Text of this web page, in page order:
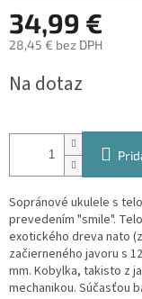
34,99 €
28,45 € bez DPH
cena:
Na dotaz
Sopránové ukulele s
prevedením "smile".
exotického dreva nato
začierneného javoru s
mm. Kobylka, takisto z
mechanikou. Súčasťou